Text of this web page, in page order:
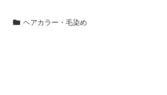
ヘアカラー・毛染め